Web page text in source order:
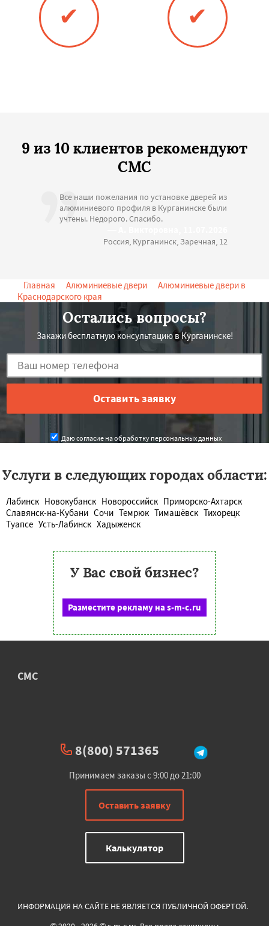
✔ ✔
9 из 10 клиентов рекомендуют
СМС
Все наши пожелания по установке дверей из
алюминиевого профиля в Курганинске были
учтены. Недорого. Спасибо.
Россия, Курганинск, Заречная, 12
Главная Алюминиевые двери
Алюминиевые двери в
Краснодарского края
Остались вопросы?
Закажи бесплатную консультацию в Курганинске!
Даю согласие на обработку персональных данных
Услуги в следующих городах области:
Лабинск Новокубанск Новороссийск Приморско-Ахтарск
Славянск-на-Кубани Сочи Темрюк Тимашёвск Тихорецк
Туапсе Усть-Лабинск Хадыженск
У Вас свой бизнес?
Разместите рекламу на s-m-c.ru
СМС
8(800) 571365
Принимаем заказы с 9:00 до 21:00
Оставить заявку
Калькулятор
ИНФОРМАЦИЯ НА САЙТЕ НЕ ЯВЛЯЕТСЯ ПУБЛИЧНОЙ ОФЕРТОЙ.